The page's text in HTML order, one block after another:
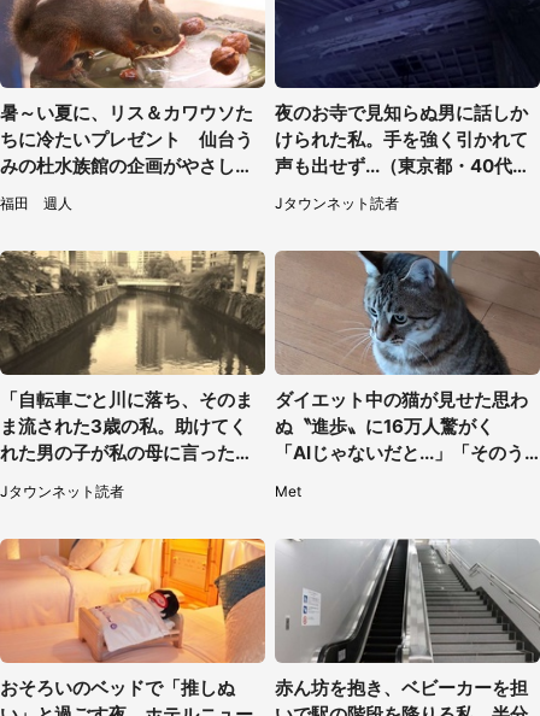
暑～い夏に、リス＆カワウソた
ちに冷たいプレゼント 仙台う
みの杜水族館の企画がやさしい
【7／31～8／23】
福田 週人
夜のお寺で見知らぬ男に話しか
けられた私。手を強く引かれて
声も出せず...（東京都・40代女
性）
Jタウンネット読者
「自転車ごと川に落ち、そのま
ま流された3歳の私。助けてく
れた男の子が私の母に言ったの
は...」（千葉県・20代女性）
Jタウンネット読者
ダイエット中の猫が見せた思わ
ぬ〝進歩〟に16万人驚がく
「AIじゃないだと...」「そのう
Met
おそろいのベッドで「推しぬ
赤ん坊を抱き、ベビーカーを担